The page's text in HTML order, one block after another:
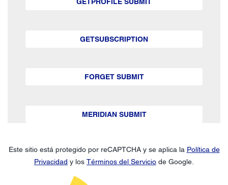
GETSUBSCRIPTION
FORGET SUBMIT
MERIDIAN SUBMIT
Este sitio está protegido por reCAPTCHA y se aplica la Política de
Privacidad y los Términos del Servicio de Google.